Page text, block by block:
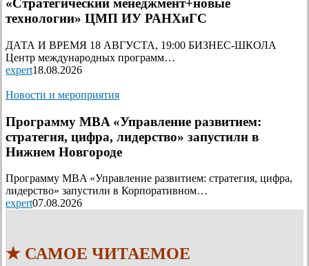
«Стратегический менеджмент+новые
технологии» ЦМП ИУ РАНХиГС
ДАТА И ВРЕМЯ 18 АВГУСТА, 19:00 БИЗНЕС-ШКОЛА
Центр международных программ…
expert18.08.2026
Новости и мероприятия
Программу MBA «Управление развитием:
стратегия, цифра, лидерство» запустили в
Нижнем Новгороде
Программу MBA «Управление развитием: стратегия, цифра,
лидерство» запустили в Корпоративном…
expert07.08.2026
★ САМОЕ ЧИТАЕМОЕ